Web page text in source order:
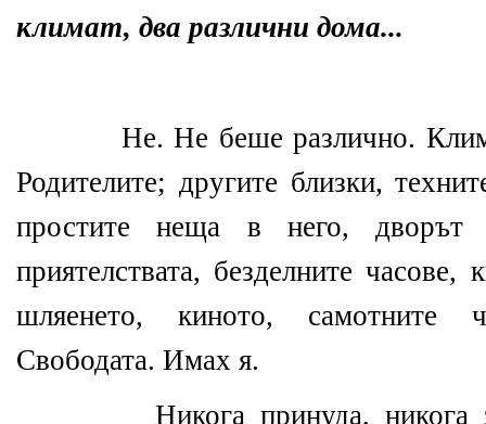
климат, два различни дома...
Не. Не беше различно. К
Родителите; другите близки,
простите неща в него,
приятелствата, безделните часове,
шляенето, киното, самотните
Свободата. Имах я.
Никога принуда,